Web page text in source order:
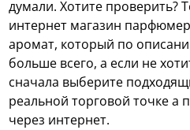
думали. Хотите проверить?
интернет магазин
аромат, который по
больше всего, а если не
сначала выберите
реальной торговой точке а
через интернет.